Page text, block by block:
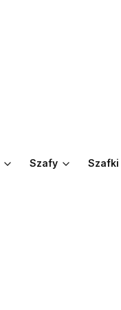
Szafy Szafki